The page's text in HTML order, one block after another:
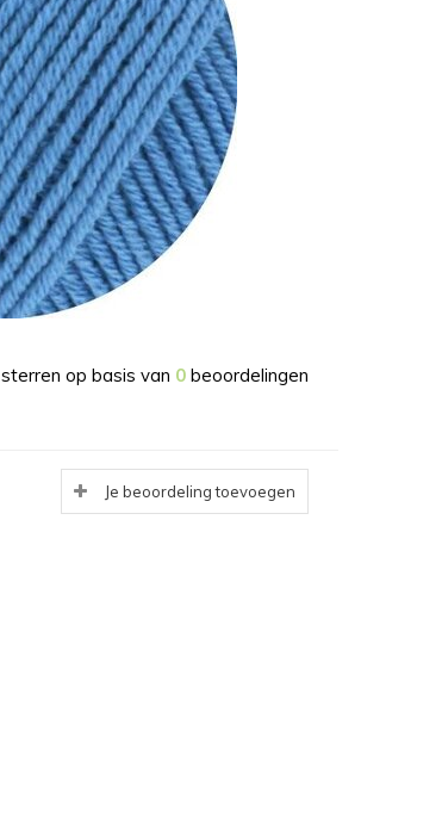
sterren op basis van 0 beoordelingen
Je beoordeling toevoegen